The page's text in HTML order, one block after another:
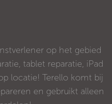
op het gebied
tablet reparatie, iPad
locatie! Terello komt bij
en gebruikt alleen